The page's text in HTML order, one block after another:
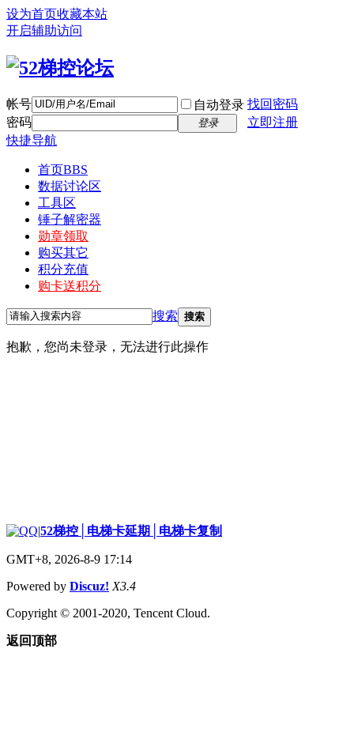
设为首页收藏本站
开启辅助访问
帐号 自动登录 找回密码
密码
登录
立即注册
快捷导航
首页BBS
数据讨论区
工具区
锤子解密器
勋章领取
购买其它
积分充值
购卡送积分
搜索 搜索
抱歉，您尚未登录，无法进行此操作
|52梯控│电梯卡延期│电梯卡复制
GMT+8, 2026-8-9 17:14
Powered by Discuz! X3.4
Copyright © 2001-2020, Tencent Cloud.
返回顶部